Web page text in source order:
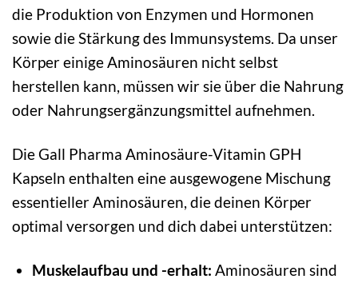
die Produktion von Enzymen und Hormonen
sowie die Stärkung des Immunsystems. Da unser
Körper einige Aminosäuren nicht selbst
herstellen kann, müssen wir sie über die Nahrung
oder Nahrungsergänzungsmittel aufnehmen.
Die Gall Pharma Aminosäure-Vitamin GPH
Kapseln enthalten eine ausgewogene Mischung
essentieller Aminosäuren, die deinen Körper
optimal versorgen und dich dabei unterstützen:
Muskelaufbau und -erhalt: Aminosäuren sind